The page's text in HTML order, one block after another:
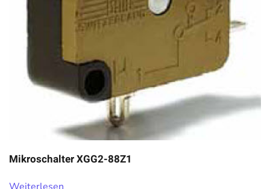
Mikroschalter XGG2-88Z1